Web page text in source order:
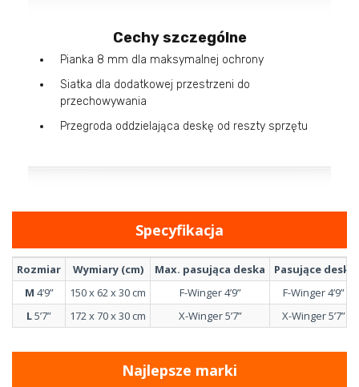
Cechy szczególne
Pianka 8 mm dla maksymalnej ochrony
Siatka dla dodatkowej przestrzeni do
przechowywania
Przegroda oddzielająca deskę od reszty sprzętu
Specyfikacja
Rozmiar Wymiary (cm) Max. pasująca deska
Pasujące deski
M 4’9” 150 x 62 x 30 cm F-Winger 4’9”
F-Winger 4’9”
L5’7” 172 x 70 x 30 cm X-Winger 5’7” X-Winger 5’7”
Najlepsze marki